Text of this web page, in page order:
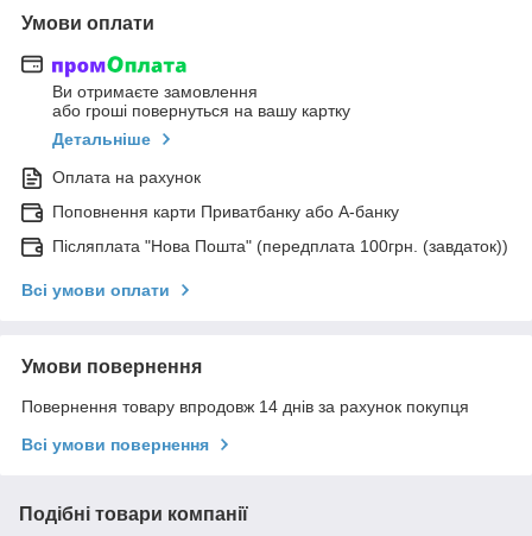
Умови оплати
Ви отримаєте замовлення
або гроші повернуться на вашу картку
Детальніше
Оплата на рахунок
Поповнення карти Приватбанку або А-банку
Післяплата "Нова Пошта" (передплата 100грн. (завдаток))
Всі умови оплати
Умови повернення
Повернення товару впродовж 14 днів за рахунок покупця
Всі умови повернення
Подібні товари компанії